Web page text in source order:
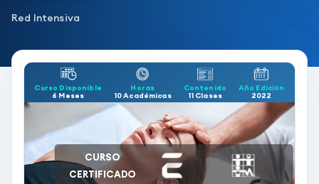
Red Intensiva
Curso Disponible
6 Meses
Horas
10 Académicas
Contenido
11 Clases
Año Edición
2022
CURSO
CERTIFICADO